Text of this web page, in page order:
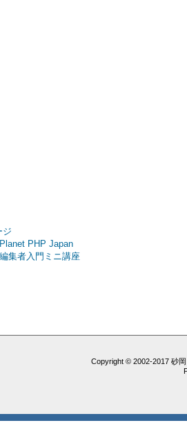
ジ
Planet PHP Japan
編集者入門ミニ講座
Copyright © 2002-2017 砂